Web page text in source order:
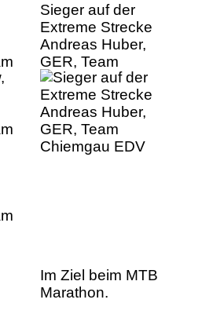
Sieger auf der
Extreme Strecke
Andreas Huber,
GER, Team
Chiemgau EDV
Im Ziel beim MTB
Marathon.